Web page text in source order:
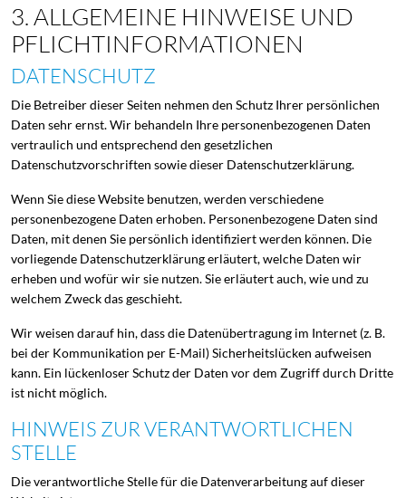
3. ALLGEMEINE HINWEISE UND
PFLICHT­INFORMATIONEN
DATENSCHUTZ
Die Betreiber dieser Seiten nehmen den Schutz Ihrer persönlichen
Daten sehr ernst. Wir behandeln Ihre personenbezogenen Daten
vertraulich und entsprechend den gesetzlichen
Datenschutzvorschriften sowie dieser Datenschutzerklärung.
Wenn Sie diese Website benutzen, werden verschiedene
personenbezogene Daten erhoben. Personenbezogene Daten sind
Daten, mit denen Sie persönlich identifiziert werden können. Die
vorliegende Datenschutzerklärung erläutert, welche Daten wir
erheben und wofür wir sie nutzen. Sie erläutert auch, wie und zu
welchem Zweck das geschieht.
Wir weisen darauf hin, dass die Datenübertragung im Internet (z. B.
bei der Kommunikation per E-Mail) Sicherheitslücken aufweisen
kann. Ein lückenloser Schutz der Daten vor dem Zugriff durch Dritte
ist nicht möglich.
HINWEIS ZUR VERANTWORTLICHEN
STELLE
Die verantwortliche Stelle für die Datenverarbeitung auf dieser